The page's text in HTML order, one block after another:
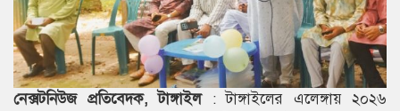
নেক্সটনিউজ প্রতিবেদক, টাঙ্গাইল: টাঙ্গাইলের এলেঙ্গায় ২০২৬